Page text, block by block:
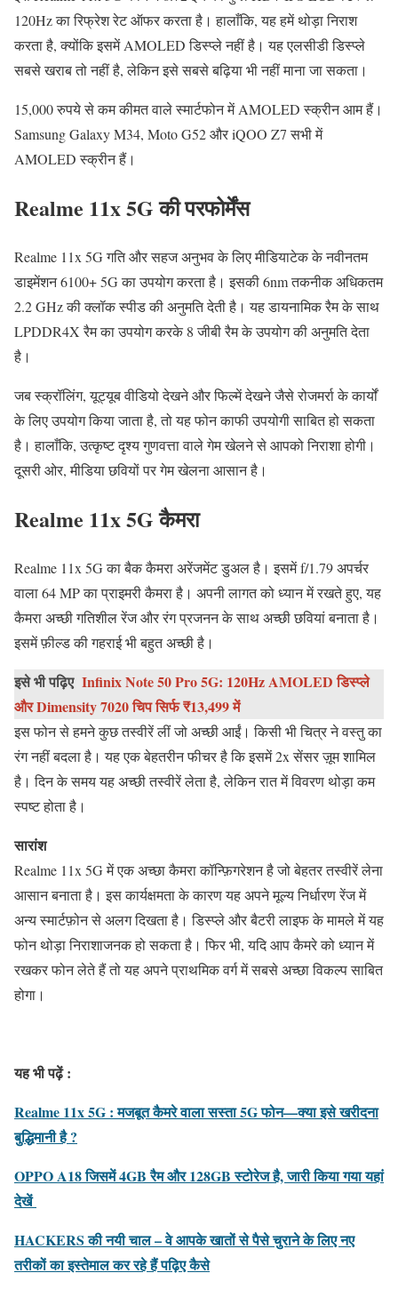
120Hz का रिफ्रेश रेट ऑफर करता है। हालाँकि, यह हमें थोड़ा निराश
करता है, क्योंकि इसमें AMOLED डिस्प्ले नहीं है। यह एलसीडी डिस्प्ले
सबसे खराब तो नहीं है, लेकिन इसे सबसे बढ़िया भी नहीं माना जा सकता।
15,000 रुपये से कम कीमत वाले स्मार्टफोन में AMOLED स्क्रीन आम हैं।
Samsung Galaxy M34, Moto G52 और iQOO Z7 सभी में
AMOLED स्क्रीन हैं।
Realme 11x 5G की परफोर्मेंस
Realme 11x 5G गति और सहज अनुभव के लिए मीडियाटेक के नवीनतम
डाइमेंशन 6100+ 5G का उपयोग करता है। इसकी 6nm तकनीक अधिकतम
2.2 GHz की क्लॉक स्पीड की अनुमति देती है। यह डायनामिक रैम के साथ
LPDDR4X रैम का उपयोग करके 8 जीबी रैम के उपयोग की अनुमति देता
है।
जब स्क्रॉलिंग, यूट्यूब वीडियो देखने और फिल्में देखने जैसे रोजमर्रा के कार्यों
के लिए उपयोग किया जाता है, तो यह फोन काफी उपयोगी साबित हो सकता
है। हालाँकि, उत्कृष्ट दृश्य गुणवत्ता वाले गेम खेलने से आपको निराशा होगी।
दूसरी ओर, मीडिया छवियों पर गेम खेलना आसान है।
Realme 11x 5G कैमरा
Realme 11x 5G का बैक कैमरा अरेंजमेंट डुअल है। इसमें f/1.79 अपर्चर
वाला 64 MP का प्राइमरी कैमरा है। अपनी लागत को ध्यान में रखते हुए, यह
कैमरा अच्छी गतिशील रेंज और रंग प्रजनन के साथ अच्छी छवियां बनाता है।
इसमें फ़ील्ड की गहराई भी बहुत अच्छी है।
इसे भी पढ़िए Infinix Note 50 Pro 5G: 120Hz AMOLED डिस्प्ले
और Dimensity 7020 चिप सिर्फ ₹13,499 में
इस फोन से हमने कुछ तस्वीरें लीं जो अच्छी आईं। किसी भी चित्र ने वस्तु का
रंग नहीं बदला है। यह एक बेहतरीन फीचर है कि इसमें 2x सेंसर ज़ूम शामिल
है। दिन के समय यह अच्छी तस्वीरें लेता है, लेकिन रात में विवरण थोड़ा कम
स्पष्ट होता है।
सारांश
Realme 11x 5G में एक अच्छा कैमरा कॉन्फ़िगरेशन है जो बेहतर तस्वीरें लेना
आसान बनाता है। इस कार्यक्षमता के कारण यह अपने मूल्य निर्धारण रेंज में
अन्य स्मार्टफ़ोन से अलग दिखता है। डिस्प्ले और बैटरी लाइफ के मामले में यह
फोन थोड़ा निराशाजनक हो सकता है। फिर भी, यदि आप कैमरे को ध्यान में
रखकर फोन लेते हैं तो यह अपने प्राथमिक वर्ग में सबसे अच्छा विकल्प साबित
होगा।
यह भी पढ़ें :
Realme 11x 5G : मजबूत कैमरे वाला सस्ता 5G फोन—क्या इसे खरीदना
बुद्धिमानी है ?
OPPO A18 जिसमें 4GB रैम और 128GB स्टोरेज है, जारी किया गया यहां
देखें
HACKERS की नयी चाल – वे आपके खातों से पैसे चुराने के लिए नए
तरीकों का इस्तेमाल कर रहे हैं पढ़िए कैसे